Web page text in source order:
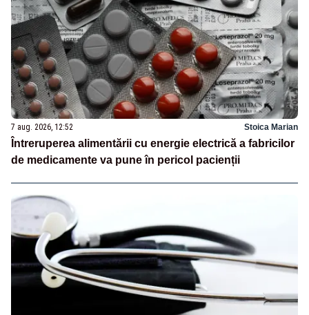
7 aug. 2026, 12:52 Stoica Marian
Întreruperea alimentării cu energie electrică a fabricilor
de medicamente va pune în pericol pacienții